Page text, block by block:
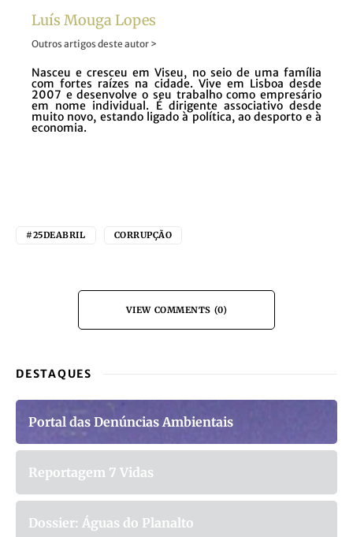
Luís Mouga Lopes
Outros artigos deste autor >
Nasceu e cresceu em Viseu, no seio de uma família
com fortes raízes na cidade. Vive em Lisboa desde
2007 e desenvolve o seu trabalho como empresário
em nome individual. É dirigente associativo desde
muito novo, estando ligado à política, ao desporto e à
economia.
#25DEABRIL CORRUPÇÃO
VIEW COMMENTS (0)
DESTAQUES
Portal das Denúncias Ambientais
Reportagem 7 Vidas
Dossier: Águas do Planalto